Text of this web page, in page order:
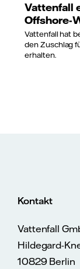
Vattenfall
Offshore-
Vattenfall hat
den Zuschlag
erhalten.
Kontakt
Vattenfall
Hildegard-
10829 Berlin